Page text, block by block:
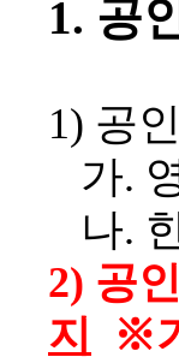
1. 공
1) 공
가.
나.
2) 공
지
※